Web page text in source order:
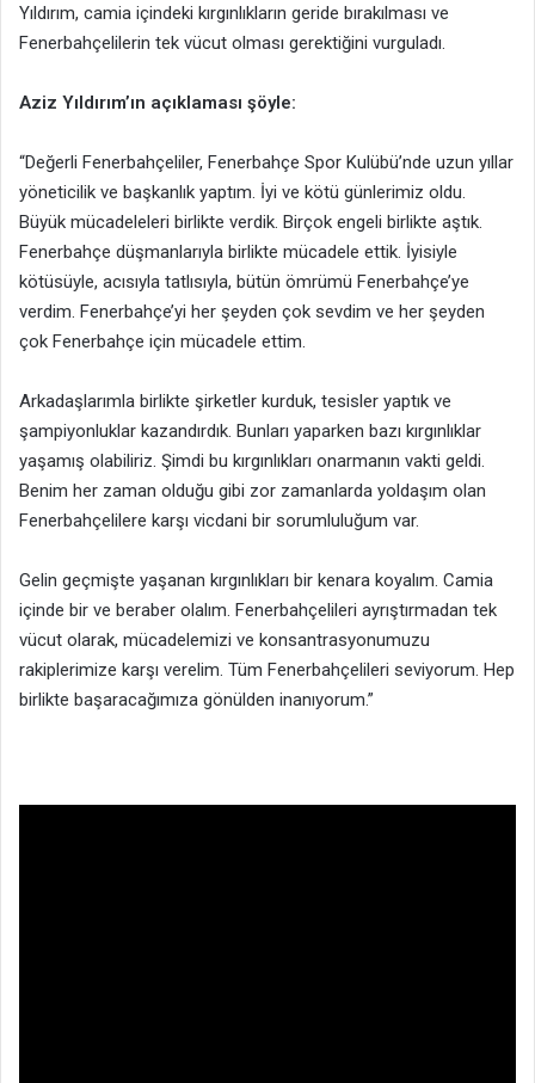
Yıldırım, camia içindeki kırgınlıkların geride bırakılması ve
Fenerbahçelilerin tek vücut olması gerektiğini vurguladı.
Aziz Yıldırım’ın açıklaması şöyle:
“Değerli Fenerbahçeliler, Fenerbahçe Spor Kulübü’nde uzun yıllar
yöneticilik ve başkanlık yaptım. İyi ve kötü günlerimiz oldu.
Büyük mücadeleleri birlikte verdik. Birçok engeli birlikte aştık.
Fenerbahçe düşmanlarıyla birlikte mücadele ettik. İyisiyle
kötüsüyle, acısıyla tatlısıyla, bütün ömrümü Fenerbahçe’ye
verdim. Fenerbahçe’yi her şeyden çok sevdim ve her şeyden
çok Fenerbahçe için mücadele ettim.
Arkadaşlarımla birlikte şirketler kurduk, tesisler yaptık ve
şampiyonluklar kazandırdık. Bunları yaparken bazı kırgınlıklar
yaşamış olabiliriz. Şimdi bu kırgınlıkları onarmanın vakti geldi.
Benim her zaman olduğu gibi zor zamanlarda yoldaşım olan
Fenerbahçelilere karşı vicdani bir sorumluluğum var.
Gelin geçmişte yaşanan kırgınlıkları bir kenara koyalım. Camia
içinde bir ve beraber olalım. Fenerbahçelileri ayrıştırmadan tek
vücut olarak, mücadelemizi ve konsantrasyonumuzu
rakiplerimize karşı verelim. Tüm Fenerbahçelileri seviyorum. Hep
birlikte başaracağımıza gönülden inanıyorum.”